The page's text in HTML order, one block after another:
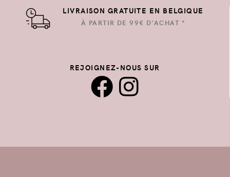
LIVRAISON GRATUITE EN BELGIQUE
À PARTIR DE 99€ D'ACHAT *
REJOIGNEZ-NOUS SUR